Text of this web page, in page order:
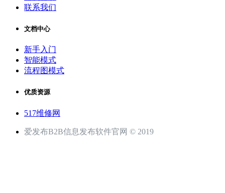
联系我们
文档中心
新手入门
智能模式
流程图模式
优质资源
517维修网
爱发布B2B信息发布软件官网 © 2019